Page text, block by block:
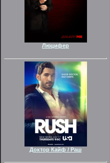
Люцифер
Доктор Кайф / Раш